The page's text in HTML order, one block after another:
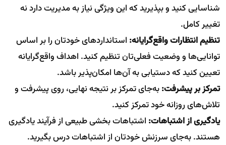
شناسایی کنید و بپذیرید که این ویژگی نیاز به مدیریت دارد نه
تغییر کامل.
تنظیم انتظارات واقع‌گرایانه: استانداردهای خودتان را بر اساس
توانایی‌ها و وضعیت فعلی‌تان تنظیم کنید. اهداف واقع‌گرایانه
تعیین کنید که دستیابی به آن‌ها امکان‌پذیر باشد.
تمرکز بر پیشرفت:به‌جای تمرکز بر نتیجه نهایی، روی پیشرفت و
تلاش‌های روزانه خود تمرکز کنید.
یادگیری از اشتباهات: اشتباهات بخشی طبیعی از فرآیند یادگیری
هستند. به‌جای سرزنش خودتان از اشتباهات درس بگیرید.